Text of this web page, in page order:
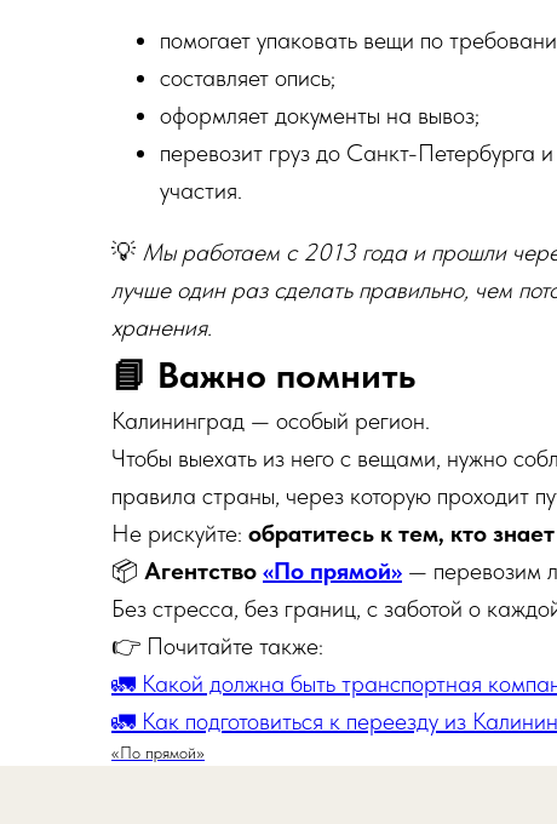
помогает упаковать вещи по
составляет опись;
оформляет документы на вывоз;
перевозит груз до Санкт-Петербурга
участия.
💡 Мы работаем с 2013 года и прошли
лучше один раз сделать правильно, чем
хранения.
📘 Важно помнить
Калининград — особый регион.
Чтобы выехать из него с вещами, нужно
правила страны, через которую проходит
Не рискуйте: обратитесь к тем, кто
📦 Агентство «По прямой» — перевозим
Без стресса, без границ, с заботой о
👉 Почитайте также:
🚛 Какой должна быть транспортная
🚛 Как подготовиться к переезду из
«По прямой»